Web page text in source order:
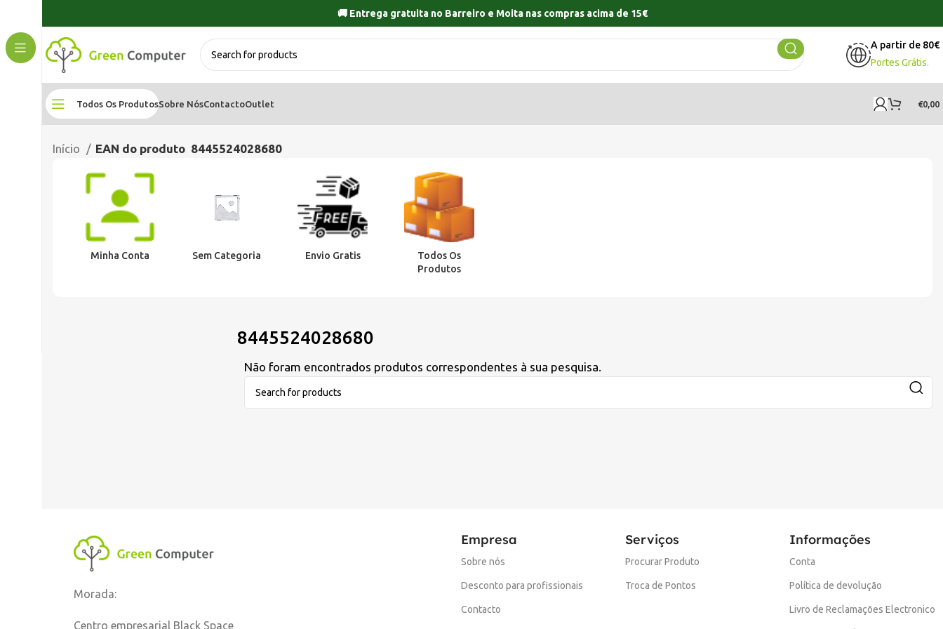
🚚 Entrega gratuita no Barreiro e Moita nas compras acima de 15€
A partir de 80€
Portes Grátis.
Todos Os ProdutosSobre NósContactoOutlet €0,00
Início EAN do produto 8445524028680
Minha Conta Sem Categoria Envio Gratis
Todos Os
Produtos
8445524028680
Não foram encontrados produtos correspondentes à sua pesquisa.
Morada:
Centro empresarial Black Space
Empresa
Sobre nós
Desconto para profissionais
Contacto
Serviços
Procurar Produto
Troca de Pontos
Informações
Conta
Política de devolução
Livro de Reclamações Electronico